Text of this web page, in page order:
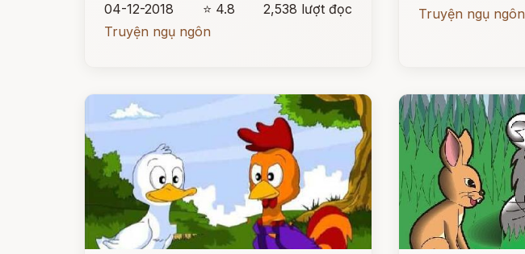
04-12-2018
⭐ 4.8
2,538 lượt đọc
Truyện ngụ ngôn
Truyện ngụ ngôn